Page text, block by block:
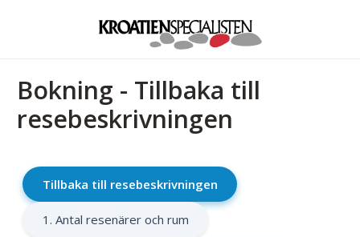
Bokning - Tillbaka till
resebeskrivningen
Tillbaka till resebeskrivningen
1. Antal resenärer och rum